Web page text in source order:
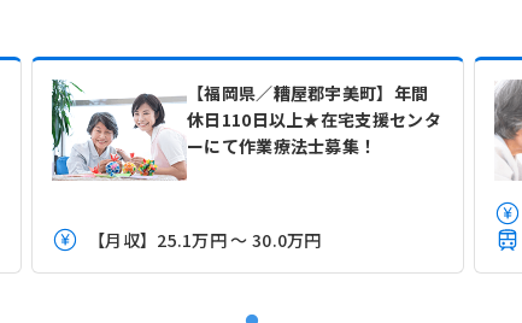
【福岡県／糟屋郡宇美町】年間
休日110日以上★在宅支援センタ
ーにて作業療法士募集！
【月収】25.1万円 ～ 30.0万円